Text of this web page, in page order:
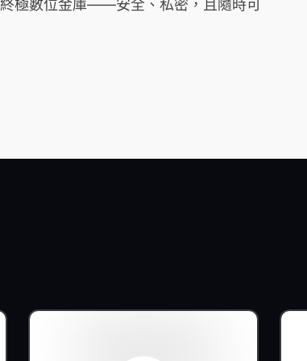
極數位金庫——安全、私密，且隨時可